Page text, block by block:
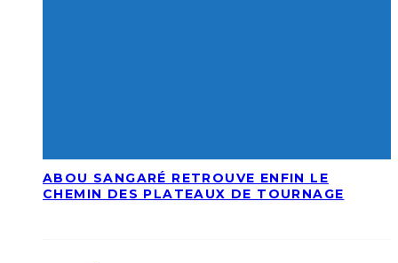
ABOU SANGARÉ RETROUVE ENFIN LE
CHEMIN DES PLATEAUX DE TOURNAGE